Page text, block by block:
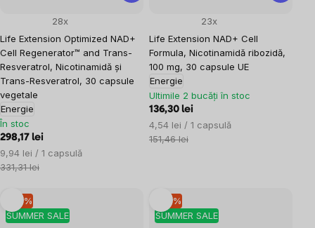
Life Extension Optimized NAD+
Cell Regenerator™ and Trans-
Resveratrol, Nicotinamidă și
Trans-Resveratrol, 30 capsule
vegetale
Energie
28x
În stoc
298,17 lei
Evaluare
preţ:
9,94 lei / 1 capsulă
331,31 lei
Life Extension NAD+ Cell
Formula, Nicotinamidă ribozidă,
100 mg, 30 capsule UE
Energie
23x
Ultimile 2 bucăți în stoc
136,30 lei
Evaluare
preţ:
4,54 lei / 1 capsulă
151,46 lei
SUMMER SALE
–10 %
SUMMER SALE
–10 %